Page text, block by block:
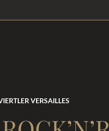
VERSAILLES